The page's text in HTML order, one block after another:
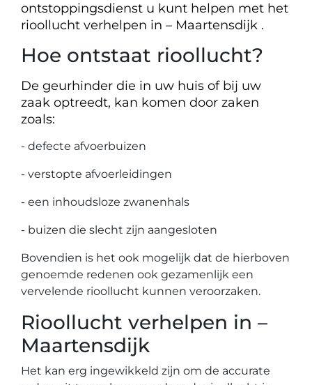
ontstoppingsdienst u kunt helpen met het
rioollucht verhelpen in – Maartensdijk .
Hoe ontstaat rioollucht?
De geurhinder die in uw huis of bij uw
zaak optreedt, kan komen door zaken
zoals:
- defecte afvoerbuizen
- verstopte afvoerleidingen
- een inhoudsloze zwanenhals
- buizen die slecht zijn aangesloten
Bovendien is het ook mogelijk dat de hierboven
genoemde redenen ook gezamenlijk een
vervelende rioollucht kunnen veroorzaken.
Rioollucht verhelpen in –
Maartensdijk
Het kan erg ingewikkeld zijn om de accurate